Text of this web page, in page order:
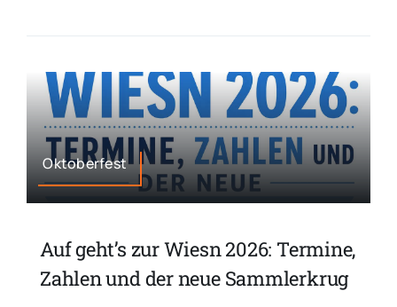
Oktoberfest
Auf geht’s zur Wiesn 2026: Termine,
Zahlen und der neue Sammlerkrug